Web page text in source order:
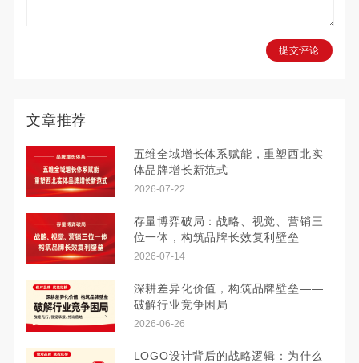
提交评论
文章推荐
五维全域增长体系赋能，重塑西北实
体品牌增长新范式
2026-07-22
存量博弈破局：战略、视觉、营销三
位一体，构筑品牌长效复利壁垒
2026-07-14
深耕差异化价值，构筑品牌壁垒——
破解行业竞争困局
2026-06-26
LOGO设计背后的战略逻辑：为什么